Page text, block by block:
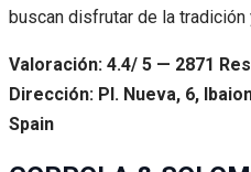
buscan disfrutar de la
Valoración: 4.4/ 5 — 2871
Dirección: Pl. Nueva, 6,
Spain